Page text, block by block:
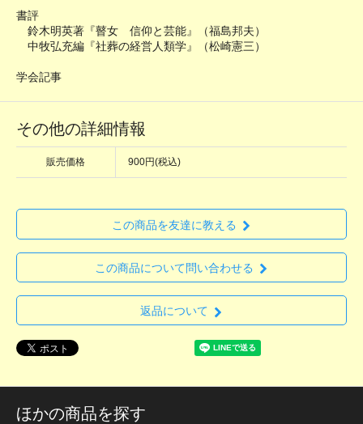
書評
鈴木明英著『瞽女 信仰と芸能』（福島邦夫）
中牧弘充編『社葬の経営人類学』（松崎憲三）
学会記事
その他の詳細情報
販売価格 900円(税込)
この商品を友達に教える
この商品について問い合わせる
返品について
ほかの商品を探す